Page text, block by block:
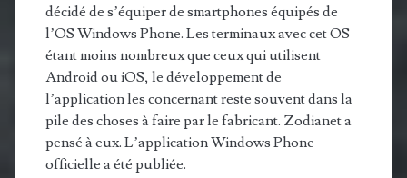
décidé de s’équiper de smartphones équipés de
l’OS Windows Phone. Les terminaux avec cet OS
étant moins nombreux que ceux qui utilisent
Android ou iOS, le développement de
l’application les concernant reste souvent dans la
pile des choses à faire par le fabricant. Zodianet a
pensé à eux. L’application Windows Phone
officielle a été publiée.